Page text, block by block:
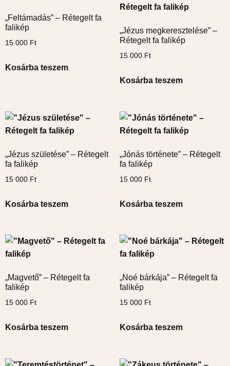
„Feltámadás” – Rétegelt fa
falikép
15 000 Ft
Kosárba teszem
„Jézus megkeresztelése” –
Rétegelt fa falikép
15 000 Ft
Kosárba teszem
„Jézus születése” – Rétegelt
fa falikép
15 000 Ft
Kosárba teszem
„Jónás története” – Rétegelt
fa falikép
15 000 Ft
Kosárba teszem
„Magvető” – Rétegelt fa
falikép
15 000 Ft
Kosárba teszem
„Noé bárkája” – Rétegelt fa
falikép
15 000 Ft
Kosárba teszem